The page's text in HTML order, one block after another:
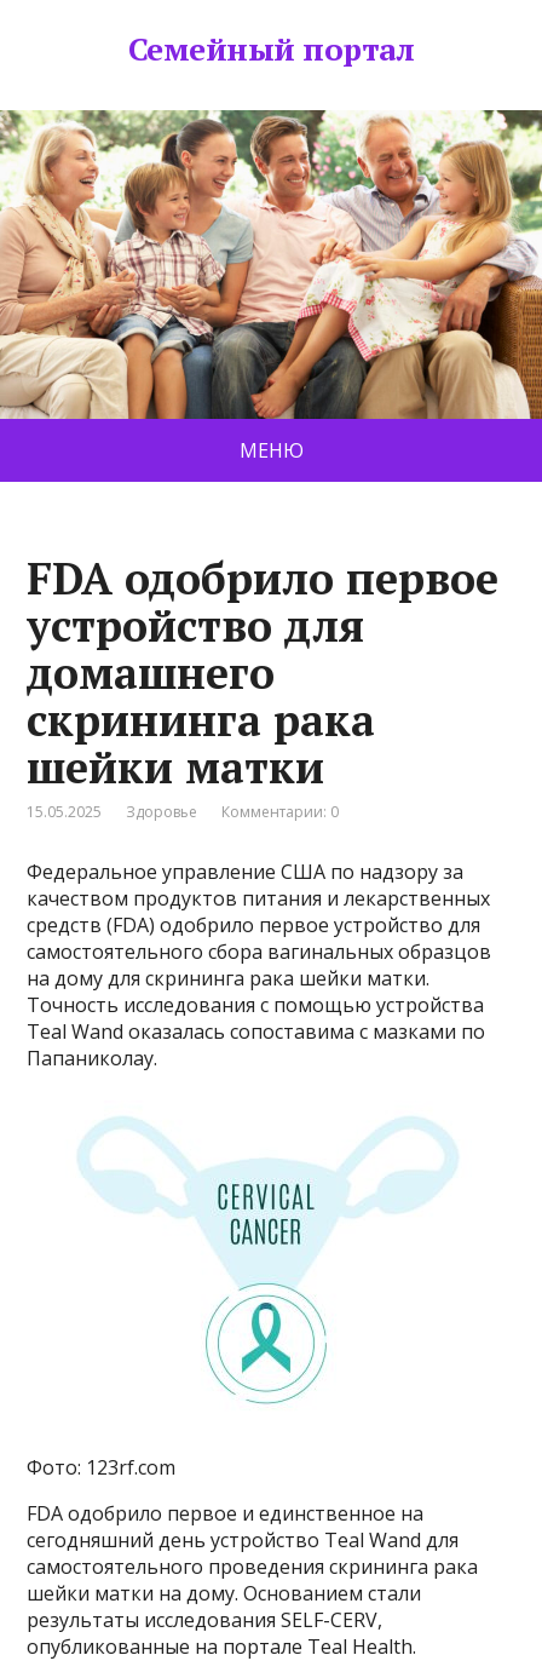
Семейный портал
МЕНЮ
FDA одобрило первое
устройство для
домашнего
скрининга рака
шейки матки
15.05.2025 Здоровье Комментарии: 0
Федеральное управление США по надзору за
качеством продуктов питания и лекарственных
средств (FDA) одобрило первое устройство для
самостоятельного сбора вагинальных образцов
на дому для скрининга рака шейки матки.
Точность исследования с помощью устройства
Teal Wand оказалась сопоставима с мазками по
Папаниколау.
Фото: 123rf.com
FDA одобрило первое и единственное на
сегодняшний день устройство Teal Wand для
самостоятельного проведения скрининга рака
шейки матки на дому. Основанием стали
результаты исследования SELF-CERV,
опубликованные на портале Teal Health.